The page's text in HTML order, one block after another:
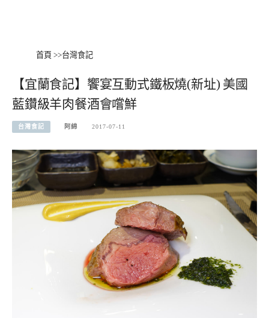
首頁 >>台灣食記
【宜蘭食記】饗宴互動式鐵板燒(新址) 美國
藍鑽級羊肉餐酒會嚐鮮
台灣食記 阿綿 2017-07-11